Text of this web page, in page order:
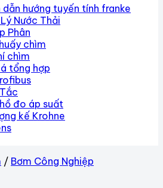
dẫn hướng tuyến tính franke
Nước Thải
Phân
chìm
chìm
tổng hợp
đo áp suất
kế Krohne
/ Bơm Công Nghiệp